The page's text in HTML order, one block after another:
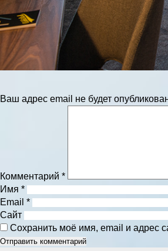
Ваш адрес email не будет
Комментарий *
Имя *
Email *
Сайт
Сохранить моё имя, email и адрес